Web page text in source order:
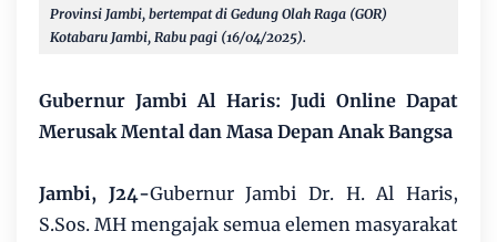
Provinsi Jambi, bertempat di Gedung Olah Raga (GOR)
Kotabaru Jambi, Rabu pagi (16/04/2025).
Gubernur Jambi Al Haris: Judi Online Dapat
Merusak Mental dan Masa Depan Anak Bangsa
Jambi, J24-Gubernur Jambi Dr. H. Al Haris,
S.Sos. MH mengajak semua elemen masyarakat